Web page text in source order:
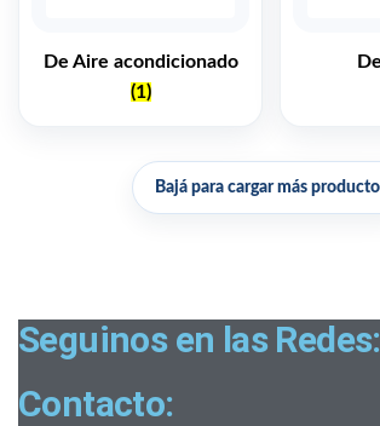
De Aire acondicionado
(1)
Bajá para cargar más
Seguinos en las Redes:
Contacto: